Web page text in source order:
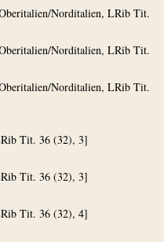
Oberitalien/Norditalien, LRib Tit.
Oberitalien/Norditalien, LRib Tit.
Oberitalien/Norditalien, LRib Tit.
Tit. 36 (32), 3]
Tit. 36 (32), 3]
Tit. 36 (32), 4]